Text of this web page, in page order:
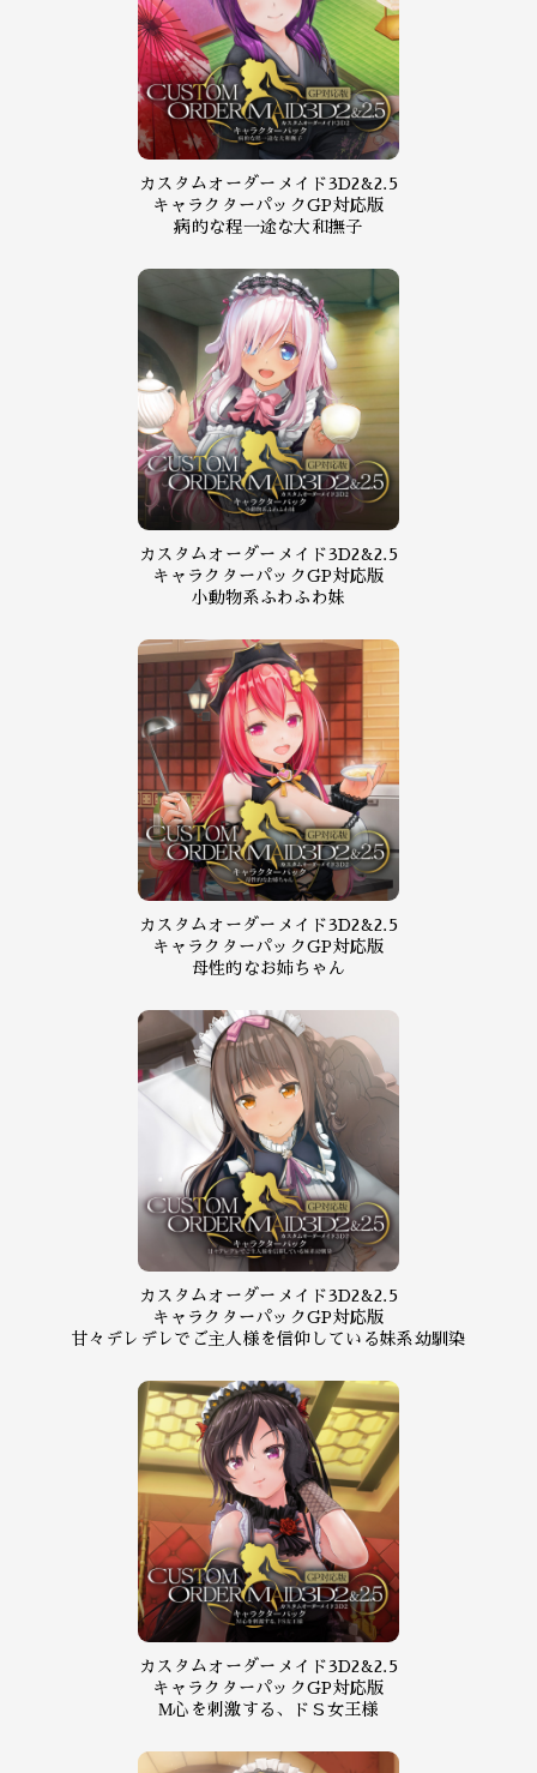
カスタムオーダーメイド3D2&2.5
キャラクターパックGP対応版
病的な程一途な大和撫子
カスタムオーダーメイド3D2&2.5
キャラクターパックGP対応版
小動物系ふわふわ妹
カスタムオーダーメイド3D2&2.5
キャラクターパックGP対応版
母性的なお姉ちゃん
カスタムオーダーメイド3D2&2.5
キャラクターパックGP対応版
甘々デレデレでご主人様を信仰している妹系幼馴染
カスタムオーダーメイド3D2&2.5
キャラクターパックGP対応版
М心を刺激する、ドＳ女王様